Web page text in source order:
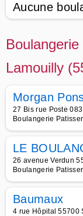
Aucune
Lamouilly
Morgan
27 Bis rue Poste
Boulangerie
LE
26 avenue Verdun
Boulangerie
Baumaux
4 rue Hôpital 55700